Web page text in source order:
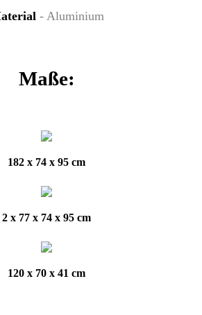
- Aluminium
Maße:
182 x 74 x 95 cm
2 x 77 x 74 x 95 cm
120 x 70 x 41 cm